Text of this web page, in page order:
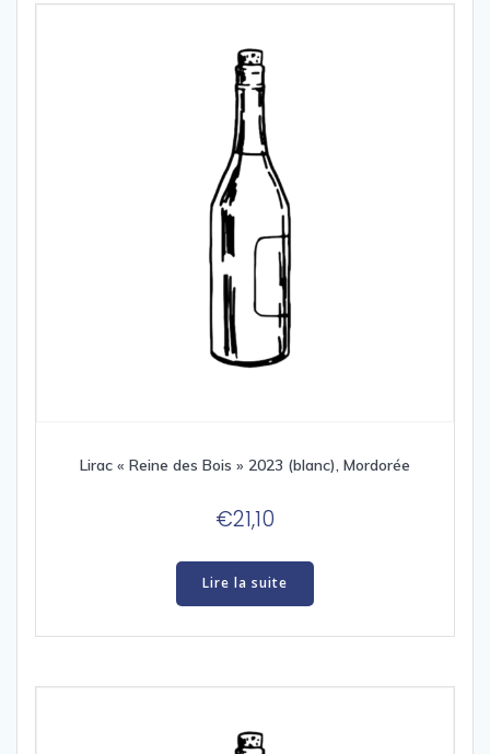
Lirac « Reine des Bois » 2023 (blanc), Mordorée
€21,10
Lire la suite